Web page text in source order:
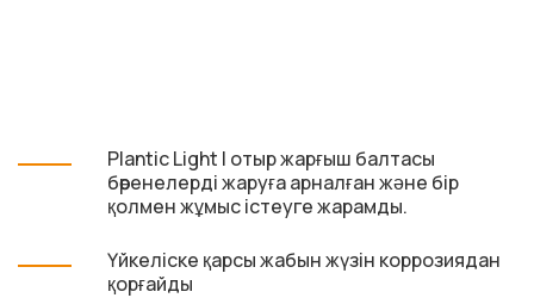
Plantic Light l отыр жарғыш балтасы
бөренелерді жаруға арналған және бір
қолмен жұмыс істеуге жарамды.
Үйкеліске қарсы жабын жүзін коррозиядан
қорғайды